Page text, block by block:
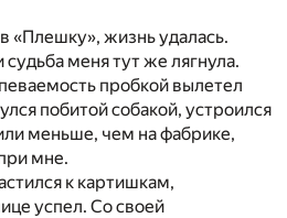
«Плешку», жизнь удалась.
меня тут же лягнула.
пробкой вылетел
побитой собакой, устроился
меньше, чем на фабрике,
мне.
к картишкам,
успел. Со своей